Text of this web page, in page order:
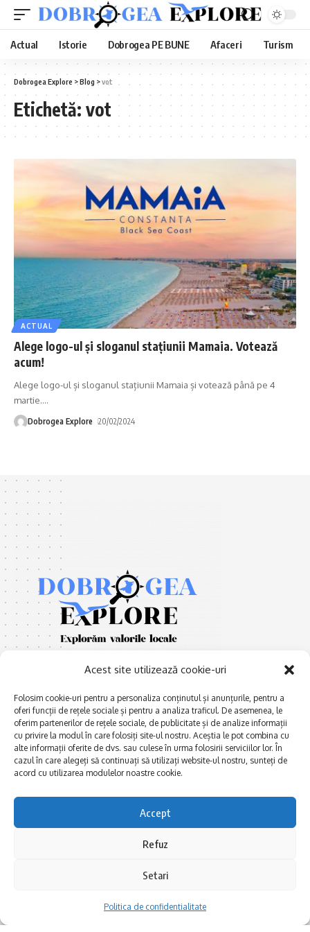
Acest site utilizează cookie-uri
Folosim cookie-uri pentru a personaliza conținutul și anunțurile, pentru a
oferi funcții de rețele sociale și pentru a analiza traficul. De asemenea, le
oferim partenerilor de rețele sociale, de publicitate și de analize informații
cu privire la modul în care folosiți site-ul nostru. Aceștia le pot combina cu
alte informații oferite de dvs. sau culese în urma folosirii serviciilor lor. În
cazul în care alegeți să continuați să utilizați website-ul nostru, sunteți de
acord cu utilizarea modulelor noastre cookie.
Accept
Refuz
Setari
Politica de confidentialitate
Actual Istorie Dobrogea PE BUNE Afaceri Turism
Dobrogea Explore >Blog >vot
Etichetă: vot
ACTUAL
Alege logo-ul și sloganul stațiunii Mamaia. Votează
acum!
Alege logo-ul și sloganul stațiunii Mamaia și votează până pe 4
martie.…
Dobrogea Explore 20/02/2024
E xplorăm Dobrogea,
Explorăm valorile locale:
Deltă, Litoral, cele mai mari
biserici și mănăstiri, cele mai
FRUMOASE POVEȘTI.
Afaceri și meșteșuguri
Actualitate